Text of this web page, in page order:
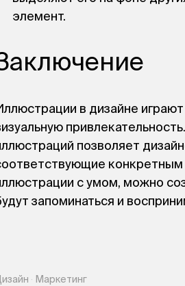
элемент.
в дизайне
позволяет
конкретным
с умом, можно
запоминаться и
· Маркетинг